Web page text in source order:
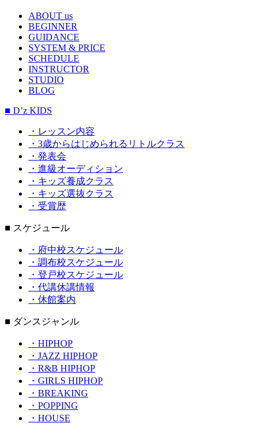
ABOUT us
BEGINNER
GUIDANCE
SYSTEM & PRICE
SCHEDULE
INSTRUCTOR
STUDIO
BLOG
■ D’z KIDS
・レッスン内容
・3歳からはじめられるリトルクラス
・発表会
・進級オーディション
・キッズ養成クラス
・キッズ選抜クラス
・受賞歴
■ スケジュール
・府中校スケジュール
・調布校スケジュール
・登戸校スケジュール
・代講休講情報
・休館案内
■ ダンスジャンル
・HIPHOP
・JAZZ HIPHOP
・R&B HIPHOP
・GIRLS HIPHOP
・BREAKING
・POPPING
・HOUSE